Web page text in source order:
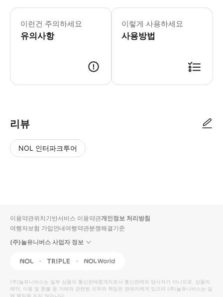
이런건 주의하세요
유의사항
* 소요시간 : 120분 (옵션에 따라 소요
이렇게 사용하세요
사용방법
리뷰
NOL 인터파크투어
입니
다.
높
은
동
영
순
상
이용약관위치기반서비스 이용약관개인정보 처리방침
여행자보험 가입안내여행약관분쟁해결기준
(주)놀유니버스 사업자 정보
NOL Triple Interpark Global
(주)놀유니버스는 일부 상품의 통신판매중개자로서 통신판매의 당사자가 아니므로, 상품의
예약, 이용 및 환불 등 거래와 관련된 의무와 책임은 판매자에게 있으며 (주)놀유니버스는 일
체 책임을 지지 않습니다.